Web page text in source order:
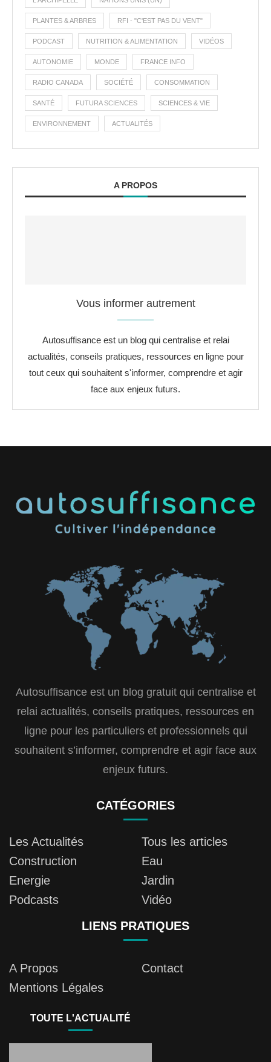
PLANTES & ARBRES RFI - "C'EST PAS DU VENT"
PODCAST NUTRITION & ALIMENTATION VIDÉOS
AUTONOMIE MONDE FRANCE INFO
RADIO CANADA SOCIÉTÉ CONSOMMATION
SANTÉ FUTURA SCIENCES SCIENCES & VIE
ENVIRONNEMENT ACTUALITÉS
A PROPOS
Vous informer autrement
Autosuffisance est un blog qui centralise et relai
actualités, conseils pratiques, ressources en ligne pour
tout ceux qui souhaitent s'informer, comprendre et agir
face aux enjeux futurs.
Autosuffisance est un blog gratuit qui centralise et
relai actualités, conseils pratiques, ressources en
ligne pour les particuliers et professionnels qui
souhaitent s’informer, comprendre et agir face aux
enjeux futurs.
CATÉGORIES
Les Actualités
Tous les articles
Construction
Eau
Energie
Jardin
Podcasts
Vidéo
LIENS PRATIQUES
A Propos
Contact
Mentions Légales
TOUTE L'ACTUALITÉ